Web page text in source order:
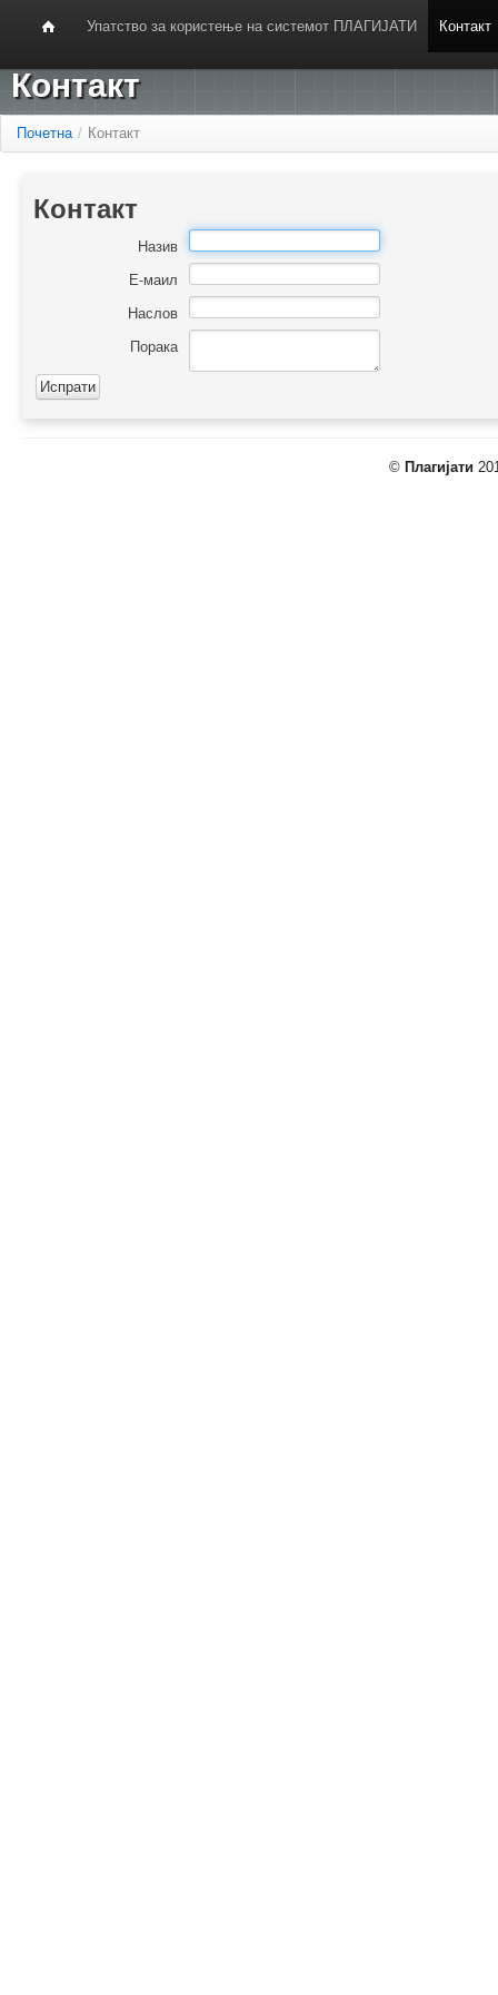
Упатство за користење на системот ПЛАГИЈАТИ Контакт
Контакт
Почетна / Контакт
Контакт
Назив
Е-маил
Наслов
Порака
© Плагијати